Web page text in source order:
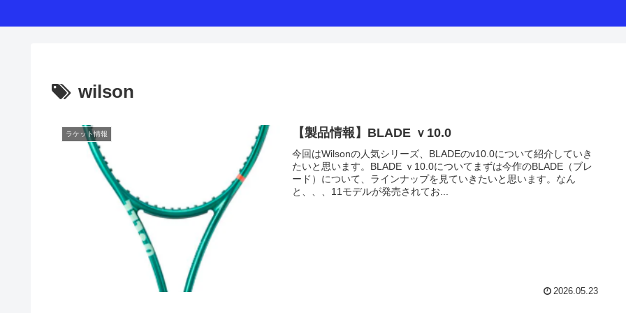
wilson
ラケット情報 【製品情報】BLADE ｖ10.0
今回はWilsonの人気シリーズ、BLADEのv10.0について紹介していき
たいと思います。BLADE ｖ10.0についてまずは今作のBLADE（ブレ
ード）について、ラインナップを見ていきたいと思います。なん
と、、、11モデルが発売されてお...
2026.05.23